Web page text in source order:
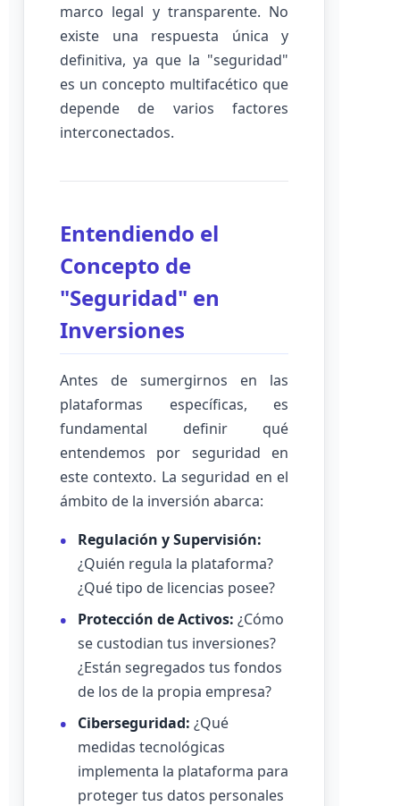
marco legal y transparente. No
existe una respuesta única y
definitiva, ya que la "seguridad"
es un concepto multifacético que
depende de varios factores
interconectados.
Entendiendo el
Concepto de
"Seguridad" en
Inversiones
Antes de sumergirnos en las
plataformas específicas, es
fundamental definir qué
entendemos por seguridad en
este contexto. La seguridad en el
ámbito de la inversión abarca:
Regulación y Supervisión:
¿Quién regula la plataforma?
¿Qué tipo de licencias posee?
Protección de Activos: ¿Cómo
se custodian tus inversiones?
¿Están segregados tus fondos
de los de la propia empresa?
Ciberseguridad: ¿Qué
medidas tecnológicas
implementa la plataforma para
proteger tus datos personales